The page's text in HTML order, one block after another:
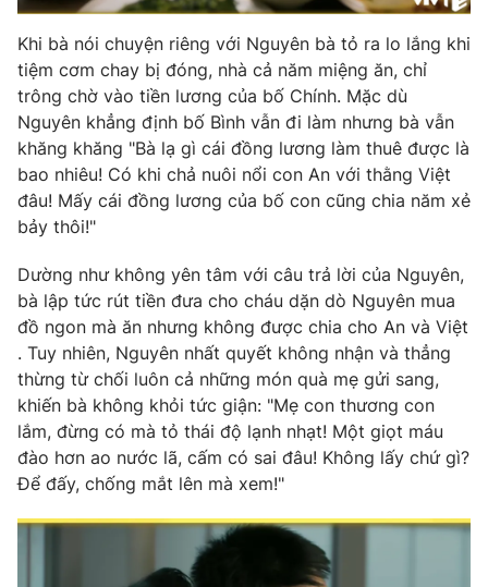
Khi bà nói chuyện riêng với Nguyên bà tỏ ra lo lắng khi
tiệm cơm chay bị đóng, nhà cả năm miệng ăn, chỉ
trông chờ vào tiền lương của bố Chính. Mặc dù
Nguyên khẳng định bố Bình vẫn đi làm nhưng bà vẫn
khăng khăng "Bà lạ gì cái đồng lương làm thuê được là
bao nhiêu! Có khi chả nuôi nổi con An với thằng Việt
đâu! Mấy cái đồng lương của bố con cũng chia năm xẻ
bảy thôi!"
Dường như không yên tâm với câu trả lời của Nguyên,
bà lập tức rút tiền đưa cho cháu dặn dò Nguyên mua
đồ ngon mà ăn nhưng không được chia cho An và Việt
. Tuy nhiên, Nguyên nhất quyết không nhận và thẳng
thừng từ chối luôn cả những món quà mẹ gửi sang,
khiến bà không khỏi tức giận: "Mẹ con thương con
lắm, đừng có mà tỏ thái độ lạnh nhạt! Một giọt máu
đào hơn ao nước lã, cấm có sai đâu! Không lấy chứ gì?
Để đấy, chống mắt lên mà xem!"